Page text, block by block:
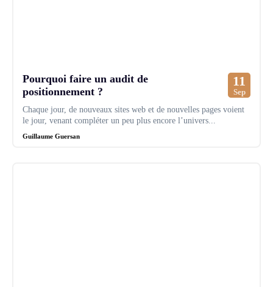
Pourquoi faire un audit de
positionnement ?
11
Sep
Chaque jour, de nouveaux sites web et de nouvelles pages voient
le jour, venant compléter un peu plus encore l’univers...
Guillaume Guersan